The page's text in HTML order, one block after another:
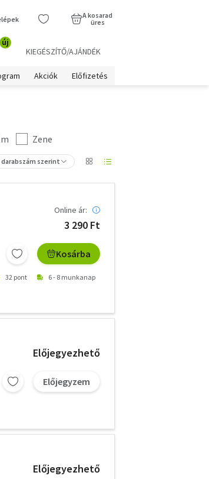
A kosarad
üres
új
KIEGÉSZÍTŐ/AJÁNDÉK
Akciók Előfizetés
Zene
szerint
Online ár:
3 290 Ft
Kosárba
32 pont 6 - 8 munkanap
Előjegyezhető
Előjegyzem
Előjegyezhető